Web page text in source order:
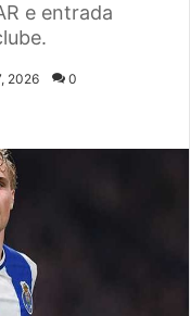
e entrada
2026 0